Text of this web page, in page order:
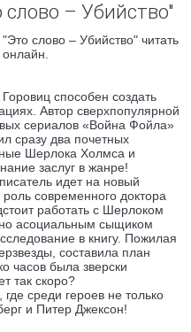
– Убийство"
слово – Убийство" читать
способен создать
Автор сверхпопулярной
сериалов «Война Фойла»
сразу два почетных
Шерлока Холмса и
заслуг в жанре!
идет на новый
современного доктора
работать с Шерлоком
асоциальным сыщиком
в книгу. Пожилая
составила план
часов была зверски
так скоро?
среди героев не только
и Питер Джексон!